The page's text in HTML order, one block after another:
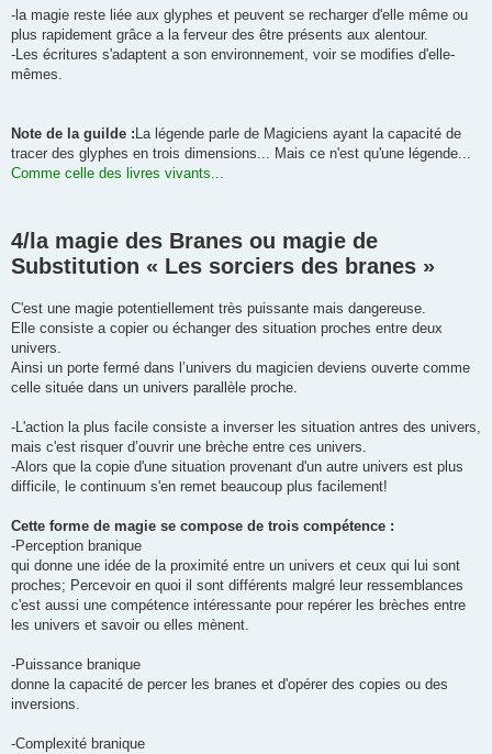
-la magie reste liée aux glyphes et peuvent se recharger d'elle même ou
plus rapidement grâce a la ferveur des être présents aux alentour.
-Les écritures s'adaptent a son environnement, voir se modifies d'elle-
mêmes.
Note de la guilde : La légende parle de Magiciens ayant la capacité de
tracer des glyphes en trois dimensions... Mais ce n'est qu'une légende...
Comme celle des livres vivants...
4/la magie des Branes ou magie de
Substitution « Les sorciers des branes »
C'est une magie potentiellement très puissante mais dangereuse.
Elle consiste a copier ou échanger des situation proches entre deux
univers.
Ainsi un porte fermé dans l’univers du magicien deviens ouverte comme
celle située dans un univers parallèle proche.
-L'action la plus facile consiste a inverser les situation antres des univers,
mais c'est risquer d’ouvrir une brèche entre ces univers.
-Alors que la copie d'une situation provenant d'un autre univers est plus
difficile, le continuum s'en remet beaucoup plus facilement!
Cette forme de magie se compose de trois compétence :
-Perception branique
qui donne une idée de la proximité entre un univers et ceux qui lui sont
proches; Percevoir en quoi il sont différents malgré leur ressemblances
c'est aussi une compétence intéressante pour repérer les brèches entre
les univers et savoir ou elles mènent.
-Puissance branique
donne la capacité de percer les branes et d'opérer des copies ou des
inversions.
-Complexité branique